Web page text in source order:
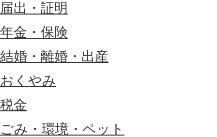
届出・証明
年金・保険
結婚・離婚・出産
おくやみ
税金
ごみ・環境・ペット